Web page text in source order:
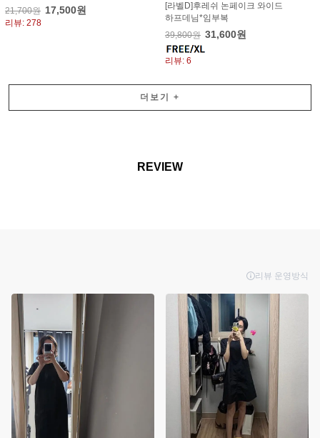
21,700원 17,500원
리뷰: 278
[라벨D]후레쉬 논페이크 와이드
하프데님*임부복
39,800원 31,600원
리뷰: 6
더보기 +
REVIEW